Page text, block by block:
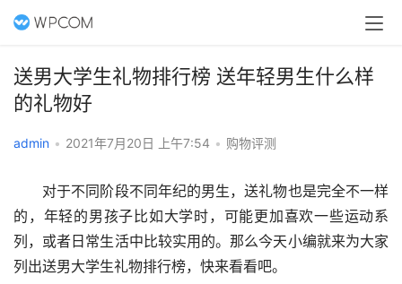
送男大学生礼物排行榜 送年轻男生什么样
的礼物好
admin • 2021年7月20日 上午7:54 • 购物评测
对于不同阶段不同年纪的男生，送礼物也是完全不一样
的，年轻的男孩子比如大学时，可能更加喜欢一些运动系
列，或者日常生活中比较实用的。那么今天小编就来为大家
列出送男大学生礼物排行榜，快来看看吧。